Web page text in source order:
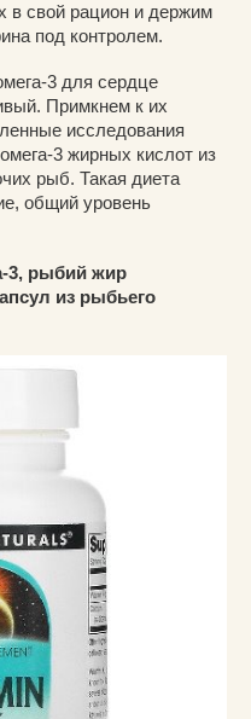
в свой рацион и держим
под контролем.
3 для сердце
Примкнем к их
исследования
3 жирных кислот из
рыб. Такая диета
общий уровень
3, рыбий жир
из рыбьего